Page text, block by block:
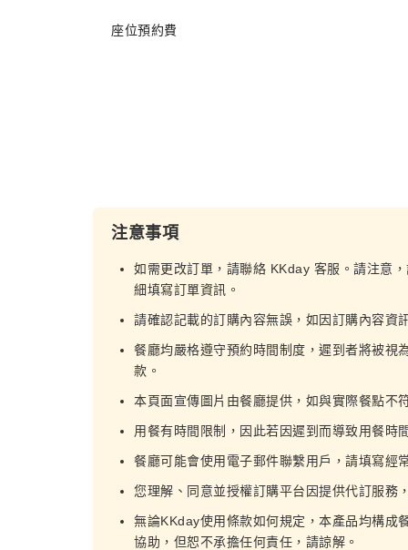
座位預約費
注意事項
如需更改訂單，請聯絡 KKday 客服。請注意
細填寫訂單資訊。
請確認記載的訂購內容無誤，如因訂購內容資
餐廳均嚴格遵守預約時間制度，遲到者將被視
款。
本頁面宣傳圖片由餐廳提供，如與實際餐點不
用餐有時間限制，因此若因遲到而導致用餐時
餐廳可能會使用電子郵件聯繫用戶，請填寫經
您理解、同意並授權訂購平台因提供代訂服務
無論KKday使用條款如何規定，本產品均構成
協助，但恕不承擔任何責任，請諒解。